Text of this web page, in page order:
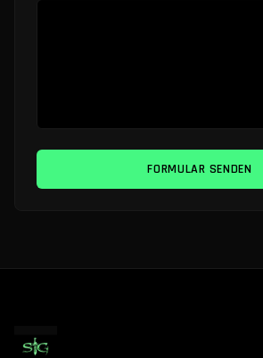
FORMULAR SENDEN